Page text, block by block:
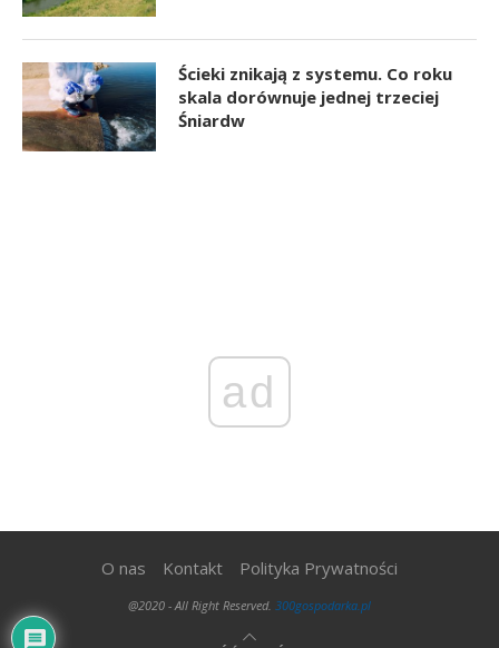
Ścieki znikają z systemu. Co roku
skala dorównuje jednej trzeciej
Śniardw
ad
O nas Kontakt Polityka Prywatności
@2020 - All Right Reserved. 300gospodarka.pl